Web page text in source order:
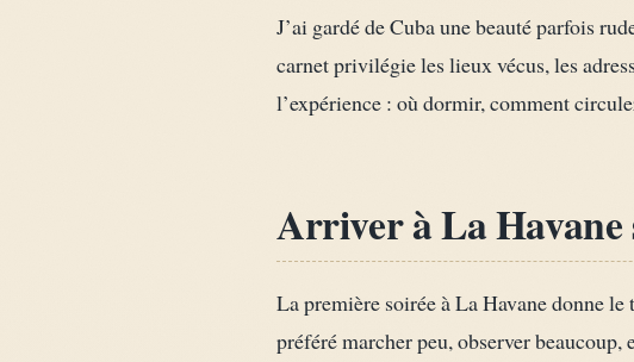
J’ai gardé de Cuba une beauté parfois
carnet privilégie les lieux vécus, les
l’expérience : où dormir, comment
Arriver à La Havane
La première soirée à La Havane donne
préféré marcher peu, observer beaucoup,